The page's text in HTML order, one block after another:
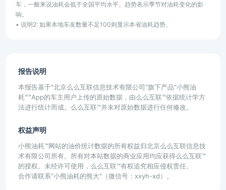
车，一般来说油耗会低于全国平均水平。趋势表示季节对油耗变化的影
响。
• 说明2: 如果本地车友数量不足100则显示本省油耗趋势。
报告说明
本报告基于"北京么么互联信息技术有限公司"旗下产品"小熊油
耗"™App的车主用户上传的原始数据，由么么互联™依据统计学方
法进行统计而成。么么互联™并未对原始数据进行任何修改。
权益声明
小熊油耗™网站的油价统计数据的所有权益归北京么么互联信息技
术有限公司所有。所有对本站数据的商业应用均应获得么么互联™
的授权。未经许可使用，么么互联™有权追究相应侵权责任。
合作请联系"小熊油耗的熊大"（微信号：xxyh-xd）。